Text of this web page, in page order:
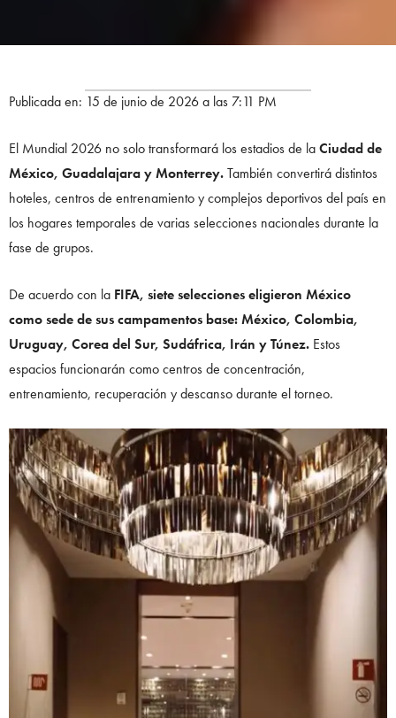
Publicada en: 15 de junio de 2026 a las 7:11 PM
El Mundial 2026 no solo transformará los estadios de laCiudad de
México, Guadalajara y Monterrey.También convertirá distintos
hoteles, centros de entrenamiento y complejos deportivos del país en
los hogares temporales de varias selecciones nacionales durante la
fase de grupos.
De acuerdo con la FIFA, siete selecciones eligieron México
como sede de sus campamentos base: México, Colombia,
Uruguay, Corea del Sur, Sudáfrica, Irán y Túnez. Estos
espacios funcionarán como centros de concentración,
entrenamiento, recuperación y descanso durante el torneo.